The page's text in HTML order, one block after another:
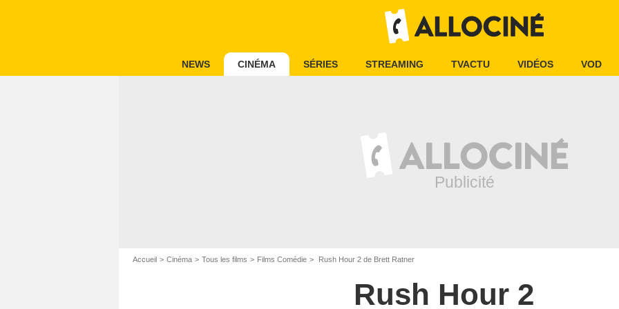
NEWS CINÉMA SÉRIES STREAMING TVACTU VIDÉOS VOD
Accueil Cinéma Tous les films Films Comédie Rush Hour 2 de Brett Ratner
Rush Hour 2